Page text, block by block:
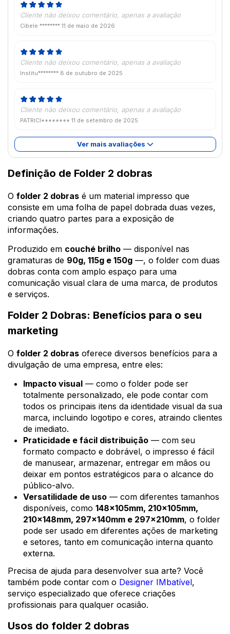
Cliente não deixou comentário, apenas a avaliação
Cibele ******** 11 de maio de 2026
Cliente não deixou comentário, apenas a avaliação
Institu******** 8 de outubro de 2025
Cliente não deixou comentário, apenas a avaliação
PATRICI******** 11 de setembro de 2025
Ver mais avaliações
Definição de Folder 2 dobras
O folder 2 dobras é um material impresso que
consiste em uma folha de papel dobrada duas vezes,
criando quatro partes para a exposição de
informações.
Produzido em couché brilho — disponível nas
gramaturas de 90g, 115g e 150g —, o folder com duas
dobras conta com amplo espaço para uma
comunicação visual clara de uma marca, de produtos
e serviços.
Folder 2 Dobras: Benefícios para o seu
marketing
O folder 2 dobras oferece diversos benefícios para a
divulgação de uma empresa, entre eles:
Impacto visual — como o folder pode ser
totalmente personalizado, ele pode contar com
todos os principais itens da identidade visual da sua
marca, incluindo logotipo e cores, atraindo clientes
de imediato.
Praticidade e fácil distribuição — com seu
formato compacto e dobrável, o impresso é fácil
de manusear, armazenar, entregar em mãos ou
deixar em pontos estratégicos para o alcance do
público-alvo.
Versatilidade de uso — com diferentes tamanhos
disponíveis, como 148x105mm, 210x105mm,
210x148mm, 297x140mm e 297x210mm, o folder
pode ser usado em diferentes ações de marketing
e setores, tanto em comunicação interna quanto
externa.
Precisa de ajuda para desenvolver sua arte? Você
também pode contar com o Designer IMbatível,
serviço especializado que oferece criações
profissionais para qualquer ocasião.
Usos do folder 2 dobras